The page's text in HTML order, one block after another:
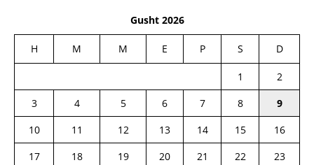
Gusht 2026
H M M E P S D
1
2
3
4 5 6 7 8
9
10
11 12 13 14 15
16
17
18 19 20 21 22
23